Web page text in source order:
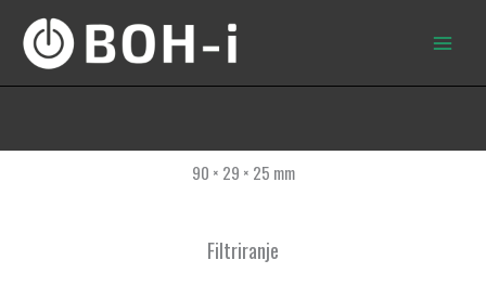
content
90 × 29 × 25 mm
Filtriranje